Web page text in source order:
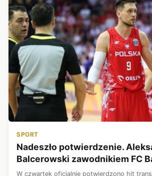
SPORT
Nadeszło potwierdzenie.
Balcerowski zawodnikiem FC
W czwartek oficjalnie potwierdzono hit